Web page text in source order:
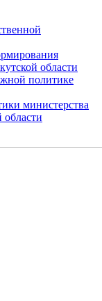
области
политике
министерства